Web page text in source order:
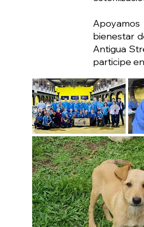
bienestar
Antigua
participe